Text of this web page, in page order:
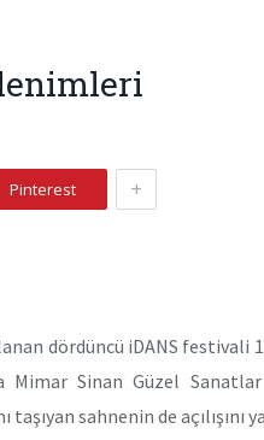
Pinterest +
dördüncü iDANS festivali 1
Mimar Sinan Güzel
taşıyan sahnenin de açılışını